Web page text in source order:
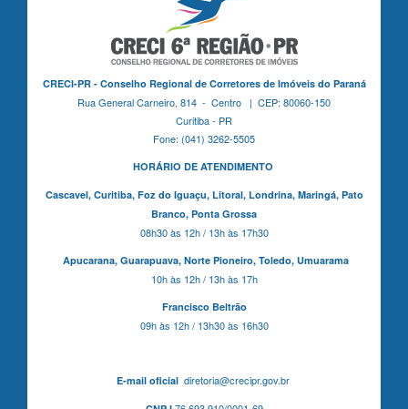
CRECI-PR - Conselho Regional de Corretores de Imóveis do Paraná
Rua General Carneiro, 814 - Centro | CEP: 80060-150
Curitiba - PR
Fone: (041) 3262-5505
HORÁRIO DE ATENDIMENTO
Cascavel, Curitiba,Foz do Iguaçu, Litoral, Londrina, Maringá, Pato
Branco, Ponta Grossa
08h30 às 12h / 13h às 17h30
Apucarana, Guarapuava, Norte Pioneiro, Toledo, Umuarama
10h às 12h / 13h às 17h
Francisco Beltrão
09h às 12h / 13h30 às 16h30
E-mail oficialdiretoria@crecipr.gov.br